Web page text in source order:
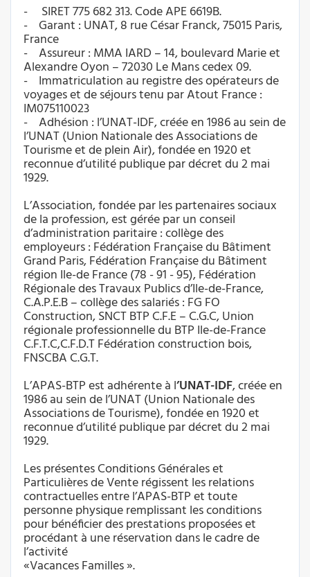
- SIRET 775 682 313. Code APE 6619B.
- Garant : UNAT, 8 rue César Franck, 75015 Paris,
France
- Assureur : MMA IARD – 14, boulevard Marie et
Alexandre Oyon – 72030 Le Mans cedex 09.
- Immatriculation au registre des opérateurs de
voyages et de séjours tenu par Atout France :
IM075110023
- Adhésion : l’UNAT-IDF, créée en 1986 au sein de
l’UNAT (Union Nationale des Associations de
Tourisme et de plein Air), fondée en 1920 et
reconnue d’utilité publique par décret du 2 mai
1929.
L’Association, fondée par les partenaires sociaux
de la profession, est gérée par un conseil
d’administration paritaire : collège des
employeurs : Fédération Française du Bâtiment
Grand Paris, Fédération Française du Bâtiment
région Ile-de France (78 - 91 - 95), Fédération
Régionale des Travaux Publics d’Ile-de-France,
C.A.P.E.B – collège des salariés : FG FO
Construction, SNCT BTP C.F.E – C.G.C, Union
régionale professionnelle du BTP Ile-de-France
C.F.T.C,C.F.D.T Fédération construction bois,
FNSCBA C.G.T.
L’APAS-BTP est adhérente à l’UNAT-IDF, créée en
1986 au sein de l’UNAT (Union Nationale des
Associations de Tourisme), fondée en 1920 et
reconnue d’utilité publique par décret du 2 mai
1929.
Les présentes Conditions Générales et
Particulières de Vente régissent les relations
contractuelles entre l’APAS-BTP et toute
personne physique remplissant les conditions
pour bénéficier des prestations proposées et
procédant à une réservation dans le cadre de
l’activité
«Vacances Familles ».